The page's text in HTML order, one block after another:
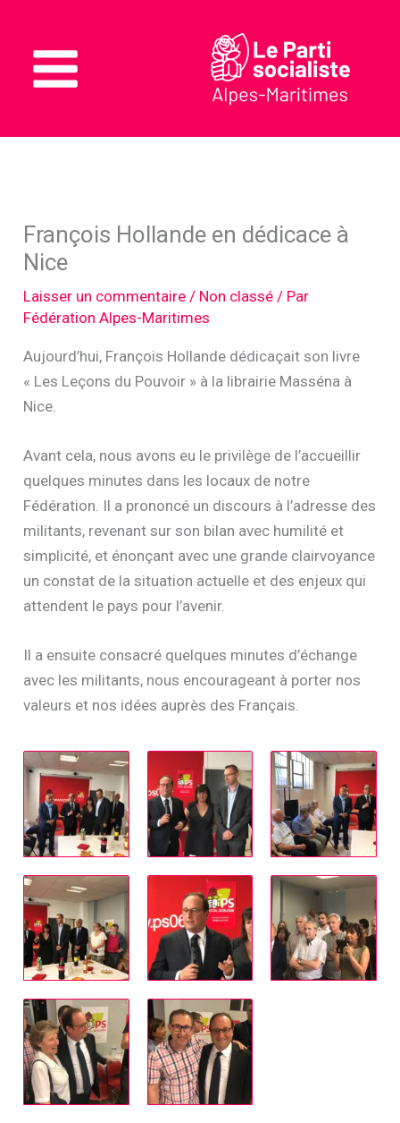
contenu
Main
Menu
François Hollande en dédicace à
Nice
Laisser un commentaire / Non classé / Par
Fédération Alpes-Maritimes
Aujourd’hui, François Hollande dédicaçait son livre
« Les Leçons du Pouvoir » à la librairie Masséna à
Nice.
Avant cela, nous avons eu le privilège de l’accueillir
quelques minutes dans les locaux de notre
Fédération. Il a prononcé un discours à l’adresse des
militants, revenant sur son bilan avec humilité et
simplicité, et énonçant avec une grande clairvoyance
un constat de la situation actuelle et des enjeux qui
attendent le pays pour l’avenir.
Il a ensuite consacré quelques minutes d’échange
avec les militants, nous encourageant à porter nos
valeurs et nos idées auprès des Français.